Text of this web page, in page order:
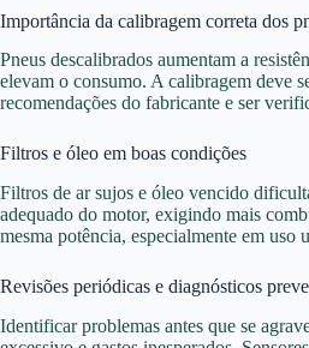
Importância da calibragem correta dos
Pneus descalibrados aumentam a
elevam o consumo. A calibragem deve
recomendações do fabricante e ser
Filtros e óleo em boas condições
Filtros de ar sujos e óleo vencido
adequado do motor, exigindo mais
mesma potência, especialmente em uso
Revisões periódicas e diagnósticos
Identificar problemas antes que se